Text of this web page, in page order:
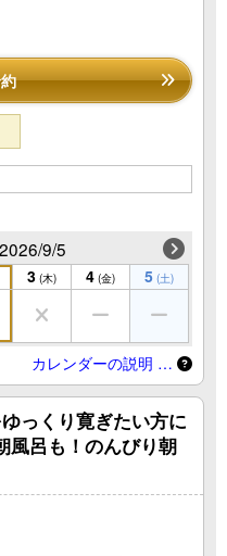
9/5
3 (木) 4 (金) 5 (土)
カレンダーの説明 …
っくり寛ぎたい方に
呂も！のんびり朝